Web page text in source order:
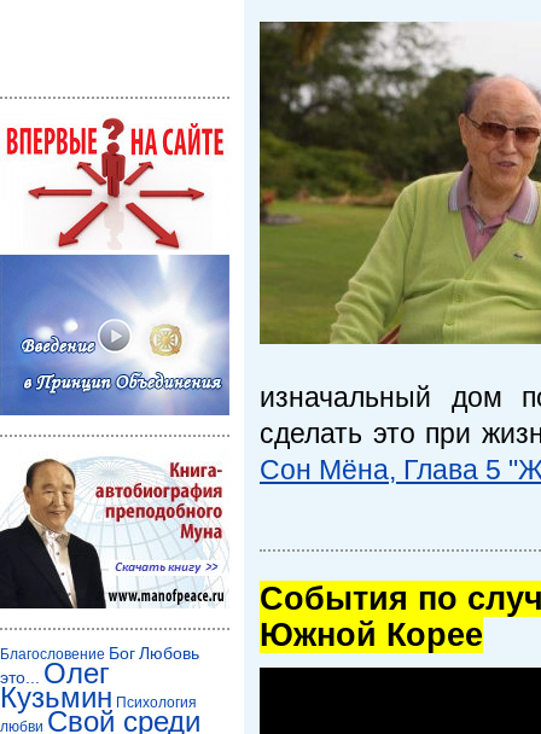
изначальный дом
сделать это при
Сон Мёна, Глава 5
Cобытия по
Южной Корее
Благословение БогЛюбовь
это...
Олег
Кузьмин Психология
любви Свой среди